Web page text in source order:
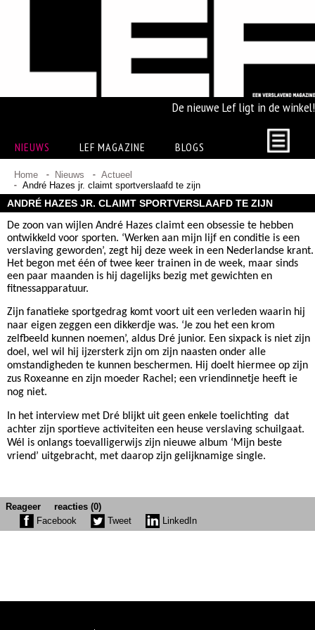
De nieuwe Lef ligt in de winkel!
NIEUWS LEF MAGAZINE BLOGS
Home Nieuws
Actueel
André Hazes jr. claimt sportverslaafd te zijn
ANDRÉ HAZES JR. CLAIMT SPORTVERSLAAFD TE ZIJN
De zoon van wijlen André Hazes claimt een obsessie te hebben
ontwikkeld voor sporten. ‘Werken aan mijn lijf en conditie is een
verslaving geworden’, zegt hij deze week in een Nederlandse krant.
Het begon met één of twee keer trainen in de week, maar sinds
een paar maanden is hij dagelijks bezig met gewichten en
fitnessapparatuur.
Zijn fanatieke sportgedrag komt voort uit een verleden waarin hij
naar eigen zeggen een dikkerdje was. ‘Je zou het een krom
zelfbeeld kunnen noemen’, aldus Dré junior. Een sixpack is niet zijn
doel, wel wil hij ijzersterk zijn om zijn naasten onder alle
omstandigheden te kunnen beschermen. Hij doelt hiermee op zijn
zus Roxeanne en zijn moeder Rachel; een vriendinnetje heeft ie
nog niet.
In het interview met Dré blijkt uit geen enkele toelichting dat
achter zijn sportieve activiteiten een heuse verslaving schuilgaat.
Wél is onlangs toevalligerwijs zijn nieuwe album ‘Mijn beste
vriend’ uitgebracht, met daarop zijn gelijknamige single.
Reageer
reacties (0)
Facebook
Tweet LinkedIn